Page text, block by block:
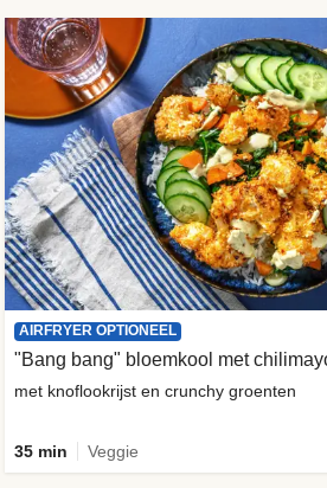
AIRFRYER OPTIONEEL
"Bang bang" bloemkool met
met knoflookrijst en crunchy groenten
35 min Veggie